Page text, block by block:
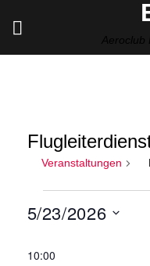
Aeroclub
Veranstaltungen
für
23,
5/23/2026
wählen.
10:00